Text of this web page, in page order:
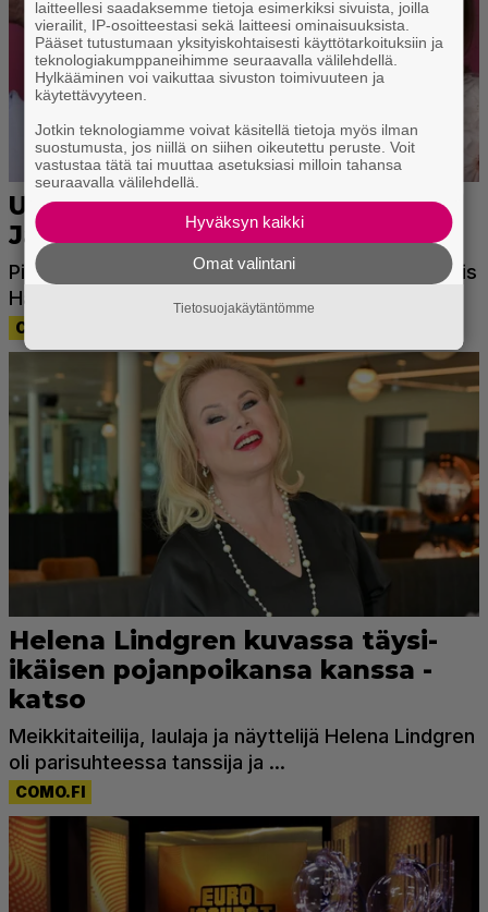
laitteellesi saadaksemme tietoja esimerkiksi sivuista, joilla
vierailit, IP-osoitteestasi sekä laitteesi ominaisuuksista.
Pääset tutustumaan yksityiskohtaisesti käyttötarkoituksiin ja
teknologiakumppaneihimme seuraavalla välilehdellä.
Hylkääminen voi vaikuttaa sivuston toimivuuteen ja
käytettävyyteen.
Jotkin teknologiamme voivat käsitellä tietoja myös ilman
suostumusta, jos niillä on siihen oikeutettu peruste. Voit
vastustaa tätä tai muuttaa asetuksiasi milloin tahansa
seuraavalla välilehdellä.
Hyväksyn kaikki
Omat valintani
Tietosuojakäytäntömme